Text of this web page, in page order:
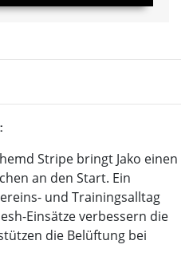
Stripe bringt Jako einen
an den Start. Ein
und Trainingsalltag
Einsätze verbessern die
die Belüftung bei